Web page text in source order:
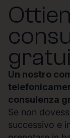
Un nostro
consulenza
Se non
successivo e